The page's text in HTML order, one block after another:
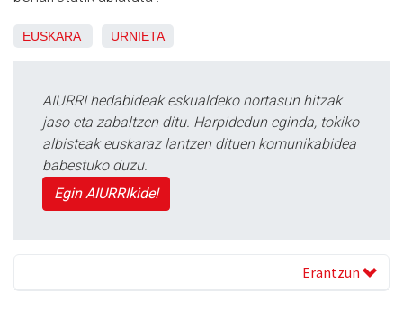
EUSKARA URNIETA
AIURRI hedabideak eskualdeko nortasun hitzak
jaso eta zabaltzen ditu. Harpidedun eginda, tokiko
albisteak euskaraz lantzen dituen komunikabidea
babestuko duzu.
Egin AIURRIkide!
Erantzun